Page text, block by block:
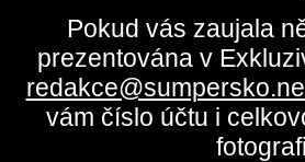
Pokud vás zaujala
prezentována v
vám číslo účtu i